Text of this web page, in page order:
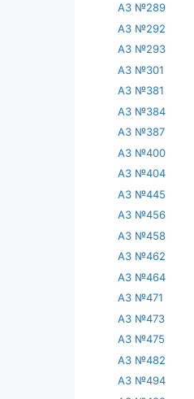
АЗ №289
АЗ №292
АЗ №293
АЗ №301
АЗ №381
АЗ №384
АЗ №387
АЗ №400
АЗ №404
АЗ №445
АЗ №456
АЗ №458
АЗ №462
АЗ №464
АЗ №471
АЗ №473
АЗ №475
АЗ №482
АЗ №494